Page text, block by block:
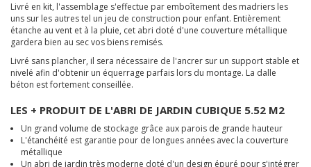
Livré en kit, l'assemblage s'effectue par emboîtement des madriers les
uns sur les autres tel un jeu de construction pour enfant. Entièrement
étanche au vent et à la pluie, cet abri doté d'une couverture métallique
gardera bien au sec vos biens remisés.
Livré sans plancher, il sera nécessaire de l'ancrer sur un support stable et
nivelé afin d'obtenir un équerrage parfais lors du montage. La dalle
béton est fortement conseillée.
LES + PRODUIT DE L'ABRI DE JARDIN CUBIQUE 5.52 M2
Un grand volume de stockage grâce aux parois de grande hauteur
L'étanchéité est garantie pour de longues années avec la couverture
métallique
Un abri de jardin très moderne doté d'un design épuré pour s'intégrer